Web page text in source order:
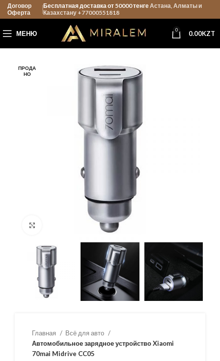
Договор
Оферта
Бесплатная доставка от 50000 тенгеАстана, Алматы и
Казахстану +77000551818
МЕНЮ 0 0.00KZT
ПРОДА
НО
Нажмите, чтобы увеличить
Главная
Всё для авто
Автомобильное зарядное устройство Xiaomi
70mai Midrive CC05